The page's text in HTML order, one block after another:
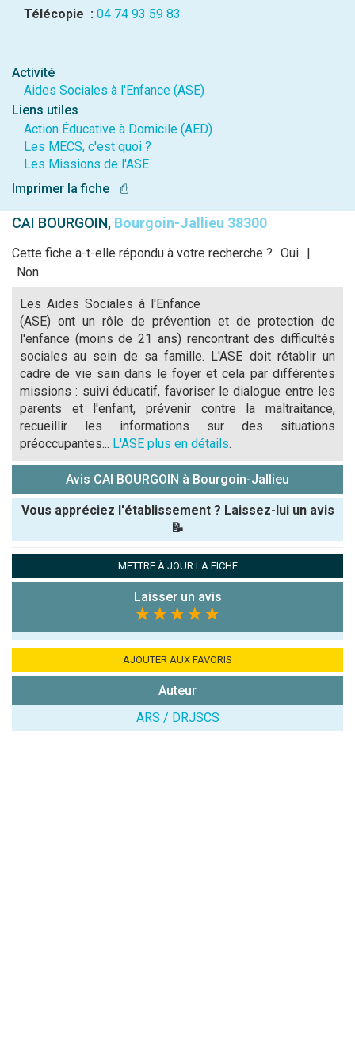
Télécopie : 04 74 93 59 83
Activité
Aides Sociales à l'Enfance (ASE)
Liens utiles
Action Éducative à Domicile (AED)
Les MECS, c'est quoi ?
Les Missions de l'ASE
Imprimer la fiche
⎙
CAI BOURGOIN, Bourgoin-Jallieu 38300
Cette fiche a-t-elle répondu à votre recherche ? Oui |
Non
Les Aides Sociales à l'Enfance
(ASE) ont un rôle de prévention et de protection de
l'enfance (moins de 21 ans) rencontrant des difficultés
sociales au sein de sa famille. L'ASE doit rétablir un
cadre de vie sain dans le foyer et cela par différentes
missions : suivi éducatif, favoriser le dialogue entre les
parents et l'enfant, prévenir contre la maltraitance,
recueillir les informations sur des situations
préoccupantes... L'ASE plus en détails.
Avis CAI BOURGOIN à Bourgoin-Jallieu
Vous appréciez l'établissement ? Laissez-lui un avis
📝
Note que vous souhaitez attribuer :
Antispam -
7x4 (en
METTRE À JOUR LA FICHE
Laisser un avis
★★★★★
AJOUTER AUX FAVORIS
Auteur
ARS / DRJSCS